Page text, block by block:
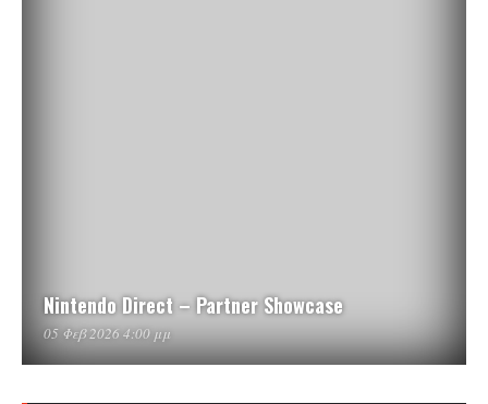
Nintendo Direct – Partner Showcase
05 Φεβ 2026 4:00 μμ